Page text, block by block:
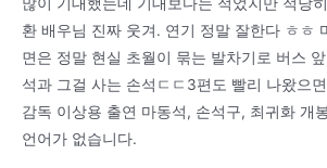
환 배우님 진짜 웃겨. 연기 정말 잘한다 ㅎㅎ
면은 정말 현실 초월이 묶는 발차기로 버스
석과 그걸 사는 손석ㄷㄷ3편도 빨리 나왔으
감독 이상용 출연 마동석, 손석구, 최귀화 개
언어가 없습니다.